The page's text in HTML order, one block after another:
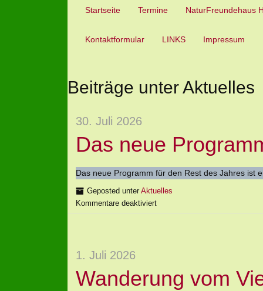
Startseite Termine NaturFreundehaus
Kontaktformular LINKS Impressum
Beiträge unter Aktuelles
30. Juli 2026
Das neue
Das neue Programm für den Rest des Jahres ist
Geposted unterAktuelles
Kommentare deaktiviert
1. Juli 2026
Wanderung vom